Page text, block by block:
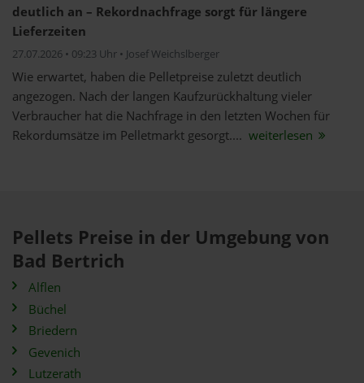
deutlich an – Rekordnachfrage sorgt für längere
Lieferzeiten
27.07.2026 • 09:23 Uhr • Josef Weichslberger
Wie erwartet, haben die Pelletpreise zuletzt deutlich
angezogen. Nach der langen Kaufzurückhaltung vieler
Verbraucher hat die Nachfrage in den letzten Wochen für
Rekordumsätze im Pelletmarkt gesorgt.... weiterlesen
Pellets Preise in der Umgebung von
Bad Bertrich
Alflen
Büchel
Briedern
Gevenich
Lutzerath